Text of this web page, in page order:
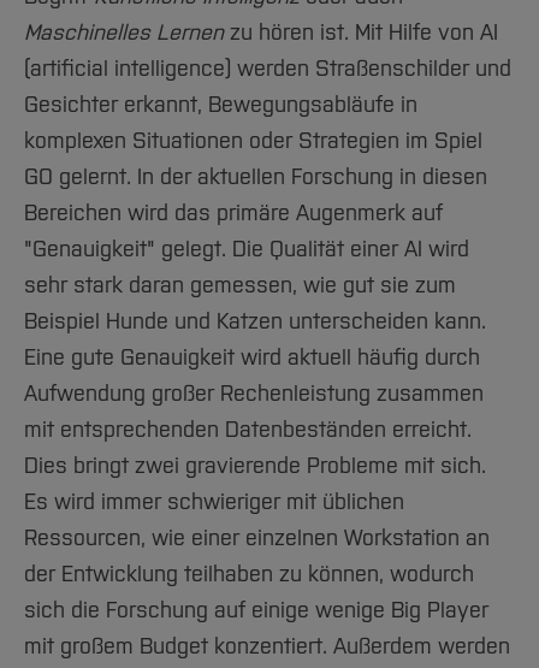
Arbeiten im FB G
Forschung und Projekte
International
Team
Service
Studiengänge
Studieninteressierte
Aktuelles
Studium
Fachgruppen
Forschung und Entwicklung
International
Team
Service
Amtliche Bekanntmachungen
BO Shop
Familiengerechte Hochschule
Gleichstellung
Diskriminierungsfreie Hochschule
Vertretungen
Wahlen
Hochschulbibliothek
Hochschulkommunikation
International Office
Medienzentrum
qed-Stiftung
Zentrale Studienberatung
Maschinelles Lernenzu hören ist. Mit Hilfe von AI
(artificial intelligence) werden Straßenschilder und
Gesichter erkannt, Bewegungsabläufe in
komplexen Situationen oder Strategien im Spiel
GO gelernt. In der aktuellen Forschung in diesen
Bereichen wird das primäre Augenmerk auf
"Genauigkeit" gelegt. Die Qualität einer AI wird
sehr stark daran gemessen, wie gut sie zum
Beispiel Hunde und Katzen unterscheiden kann.
Eine gute Genauigkeit wird aktuell häufig durch
Aufwendung großer Rechenleistung zusammen
mit entsprechenden Datenbeständen erreicht.
Dies bringt zwei gravierende Probleme mit sich.
Es wird immer schwieriger mit üblichen
Ressourcen, wie einer einzelnen Workstation an
der Entwicklung teilhaben zu können, wodurch
sich die Forschung auf einige wenige Big Player
mit großem Budget konzentiert. Außerdem werden